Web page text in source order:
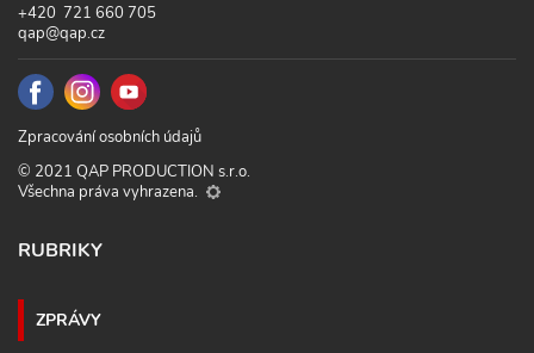
+420 721 660 705
qap@qap.cz
Zpracování osobních údajů
© 2021 QAP PRODUCTION s.r.o.
Všechna práva vyhrazena.
RUBRIKY
ZPRÁVY